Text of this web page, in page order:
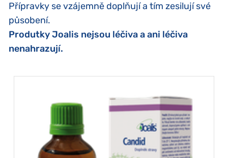
Přípravky se vzájemně doplňují a tím zesilují své
působení.
Produtky Joalis nejsou léčiva a ani léčiva
nenahrazují.